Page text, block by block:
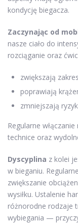
kondycję biegacza.
Zaczynając od
nasze ciało do
rozciąganie oraz
zwiększają
poprawiają
zmniejszają
Regularne
technice oraz
Dyscyplina z kolei
w bieganiu.
zwiększanie
wysiłku. Ustalenie
różnorodne rodzaje
wybiegania —